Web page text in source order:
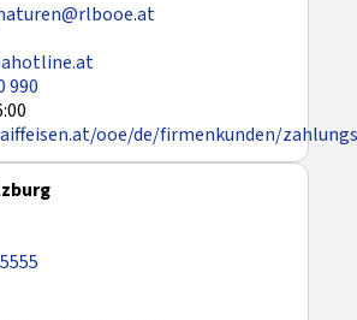
990
ooe/de/firmenkunden/